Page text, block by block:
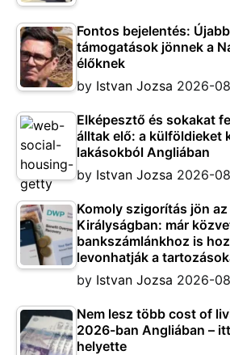
Fontos bejelentés:
támogatások jönnek a
élőknek
by Istvan Jozsa 2026-
Elképesztő és sokakat
álltak elő: a külföldieket
lakásokból Angliában
by Istvan Jozsa 2026-
Komoly szigorítás jön
Királyságban: már
bankszámlánkhoz is
levonhatják a
by Istvan Jozsa 2026-
Nem lesz több cost of
2026-ban Angliában –
helyette